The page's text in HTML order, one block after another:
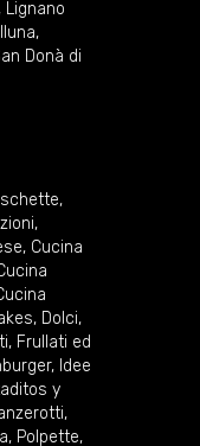
, Lignano
,
Donà di
,
,
, Cucina
, Dolci,
, Frullati ed
, Idee
y
,
, Polpette,